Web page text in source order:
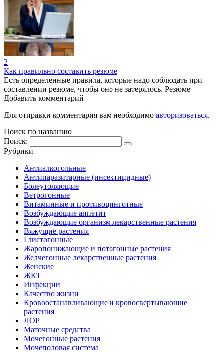
2
Как правильно составить резюме
Есть определенные правила, которые надо соблюдать при
составлении резюме, чтобы оно не затерялось. Резюме
Добавить комментарий
Для отправки комментария вам необходимо авторизоваться.
Поиск по названию
Поиск:
Рубрики
Антиалкогольные
Антипаразитарные (инсектицидные)
Болеутоляющие
Ветрогонные
Витаминные и противоцинготные
Возбуждающие аппетит
Возбуждающие организм лекарственные растения
Вяжущие растения
Глистогонные
Жаропонижающие и потогонные растения
Желчегонные лекарственные растения
Женские
ЖКТ
Инфекции
Качество жизни
Кровоостанавливающие и кровосвертывающие
растения
ЛОР
Маточные средства
Мочегонные растения
Мочеполовая система